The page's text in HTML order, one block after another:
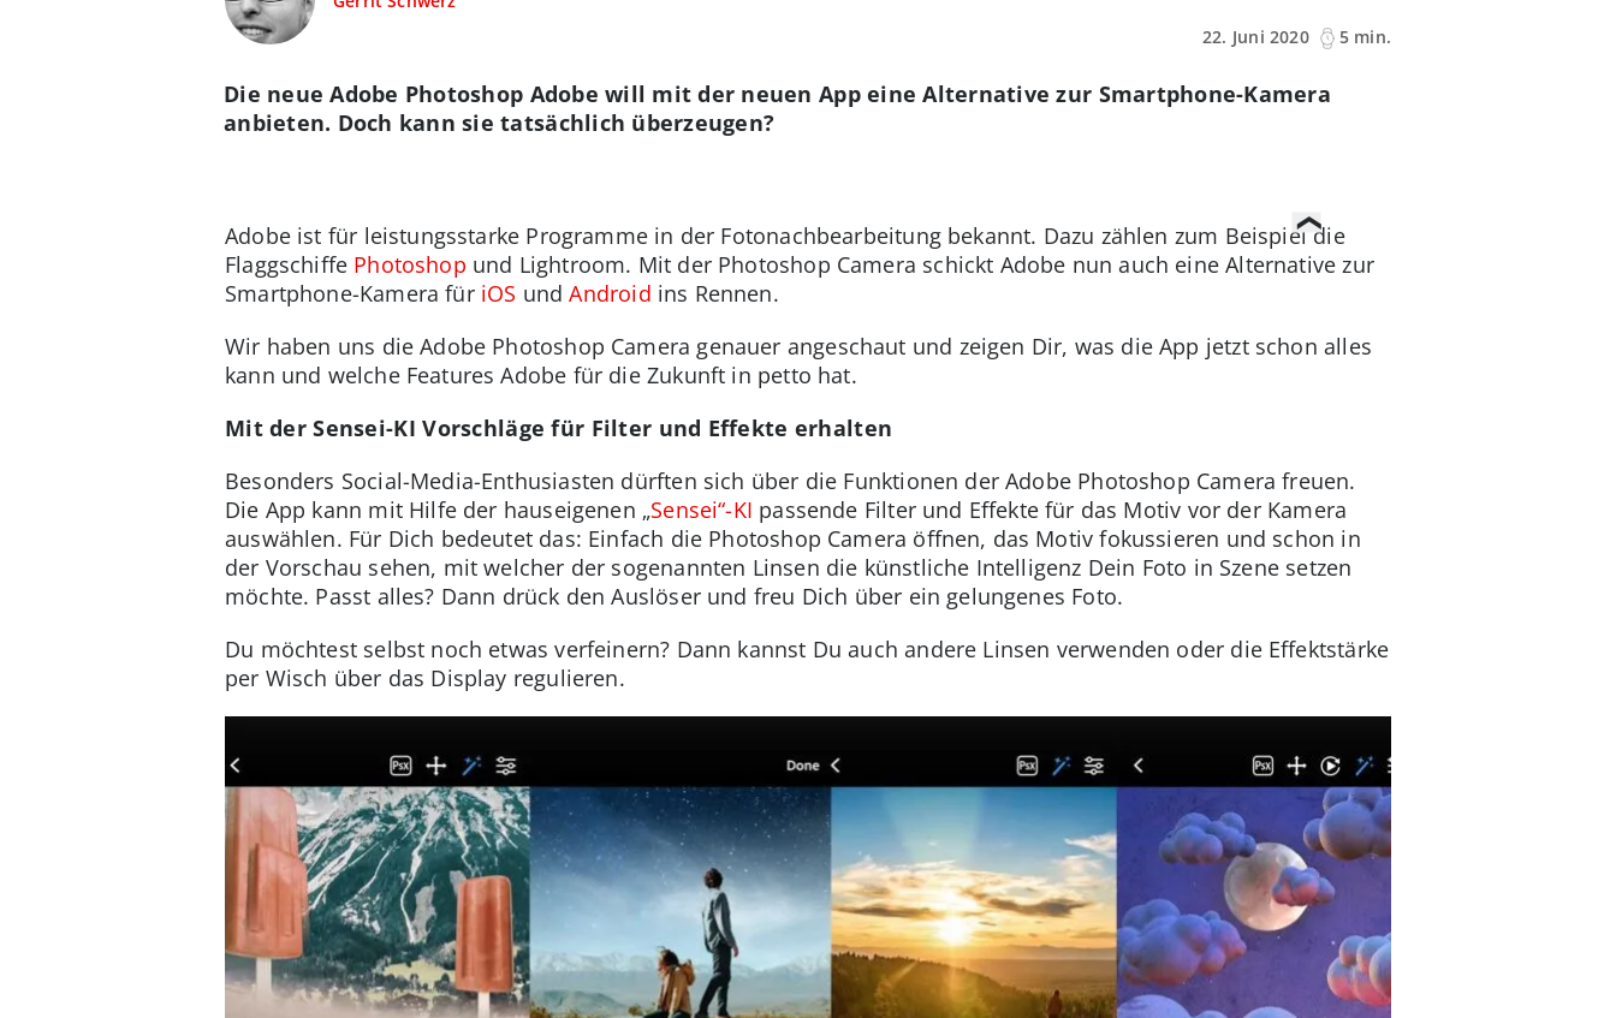
22. Juni 2020
5 min.
Die neue Adobe Photoshop Adobe will mit der neuen App eine Alternative zur Smartphone-Kamera
anbieten. Doch kann sie tatsächlich überzeugen?
Adobe ist für leistungsstarke Programme in der Fotonachbearbeitung bekannt. Dazu zählen zum Beispiel die
Flaggschiffe Photoshop und Lightroom. Mit der Photoshop Camera schickt Adobe nun auch eine Alternative zur
Smartphone-Kamera für iOS undAndroid ins Rennen.
Wir haben uns die Adobe Photoshop Camera genauer angeschaut und zeigen Dir, was die App jetzt schon alles
kann und welche Features Adobe für die Zukunft in petto hat.
Mit der Sensei-KI Vorschläge für Filter und Effekte erhalten
Besonders Social-Media-Enthusiasten dürften sich über die Funktionen der Adobe Photoshop Camera freuen.
Die App kann mit Hilfe der hauseigenen „Sensei“-KI passende Filter und Effekte für das Motiv vor der Kamera
auswählen. Für Dich bedeutet das: Einfach die Photoshop Camera öffnen, das Motiv fokussieren und schon in
der Vorschau sehen, mit welcher der sogenannten Linsen die künstliche Intelligenz Dein Foto in Szene setzen
möchte. Passt alles? Dann drück den Auslöser und freu Dich über ein gelungenes Foto.
Du möchtest selbst noch etwas verfeinern? Dann kannst Du auch andere Linsen verwenden oder die Effektstärke
per Wisch über das Display regulieren.